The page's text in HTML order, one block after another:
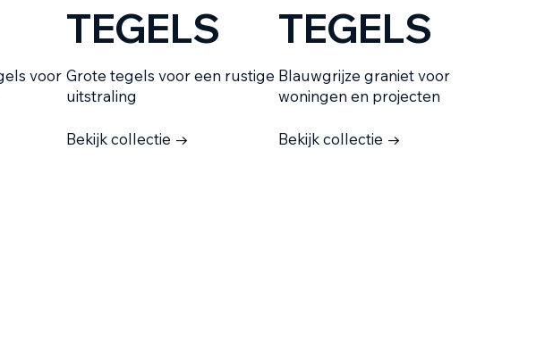
voor
TEGELS
Grote tegels voor een rustige
uitstraling
Bekijk collectie →
TEGELS
Blauwgrijze graniet voor
woningen en projecten
Bekijk collectie →